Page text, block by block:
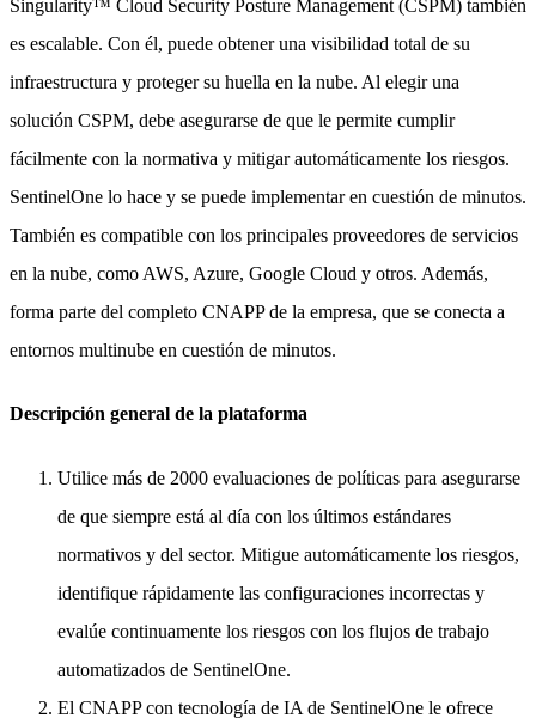
Singularity™ Cloud Security Posture Management (CSPM) también
es escalable. Con él, puede obtener una visibilidad total de su
infraestructura y proteger su huella en la nube. Al elegir una
solución CSPM, debe asegurarse de que le permite cumplir
fácilmente con la normativa y mitigar automáticamente los riesgos.
SentinelOne lo hace y se puede implementar en cuestión de minutos.
También es compatible con los principales proveedores de servicios
en la nube, como AWS, Azure, Google Cloud y otros. Además,
forma parte del completo CNAPP de la empresa, que se conecta a
entornos multinube en cuestión de minutos.
Descripción general de la plataforma
Utilice más de 2000 evaluaciones de políticas para asegurarse
de que siempre está al día con los últimos estándares
normativos y del sector. Mitigue automáticamente los riesgos,
identifique rápidamente las configuraciones incorrectas y
evalúe continuamente los riesgos con los flujos de trabajo
automatizados de SentinelOne.
El CNAPP con tecnología de IA de SentinelOne le ofrece